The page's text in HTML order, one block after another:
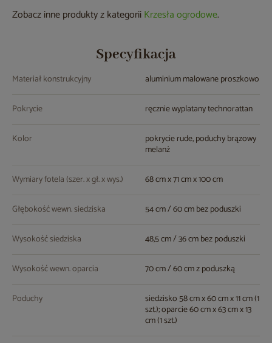
Zobacz inne produkty z kategoriiKrzesła ogrodowe.
Specyfikacja
Materiał konstrukcyjny aluminium malowane proszkowo
Pokrycie ręcznie wyplatany technorattan
Kolor pokrycie rude, poduchy brązowy
melanż
Wymiary fotela (szer. x gł. x wys.) 68 cm x 71 cm x 100 cm
Głębokość wewn. siedziska 54 cm / 60 cm bez poduszki
Wysokość siedziska 48,5 cm / 36 cm bez poduszki
Wysokość wewn. oparcia 70 cm / 60 cm z poduszką
Poduchy siedzisko 58 cm x 60 cm x 11 cm (1
szt.); oparcie 60 cm x 63 cm x 13
cm (1 szt.)